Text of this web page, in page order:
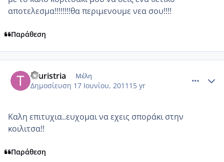
αποτελεσμα!!!!!!!!θα περιμενουμε νεα σου!!!!
Παράθεση
touristria Μέλη
Δημοσίευση 17 Ιουνίου, 2011 15 yr
Καλη επιτυχια..ευχομαι να εχεις σποράκι στην
κοιλιτσα!!
Παράθεση